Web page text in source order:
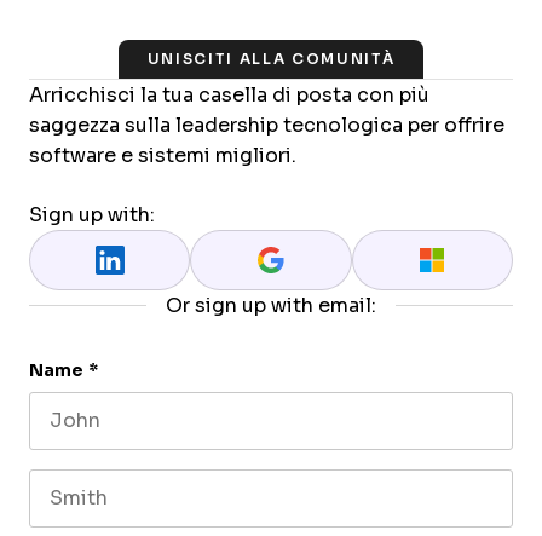
UNISCITI ALLA COMUNITÀ
Arricchisci la tua casella di posta con più
saggezza sulla leadership tecnologica per offrire
software e sistemi migliori.
Sign up with:
Or sign up with email:
Name *